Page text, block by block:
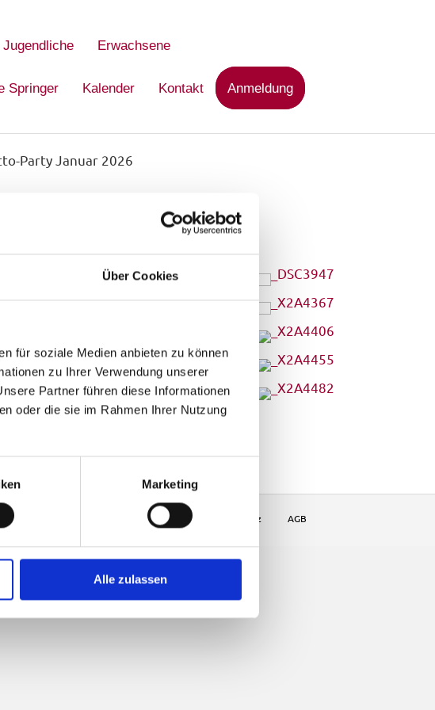
Über Cookies
für soziale Medien anbieten zu können
zu Ihrer Verwendung unserer
Partner führen diese Informationen
oder die sie im Rahmen Ihrer Nutzung
Marketing
Alle zulassen
Jugendliche Erwachsene
Springer Kalender Kontakt Anmeldung
Party Januar 2026
Impressum Datenschutz AGB